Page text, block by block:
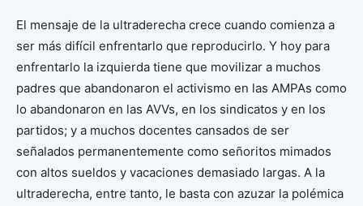
El mensaje de la ultraderecha crece cuando comienza a
ser más difícil enfrentarlo que reproducirlo. Y hoy para
enfrentarlo la izquierda tiene que movilizar a muchos
padres que abandonaron el activismo en las AMPAs como
lo abandonaron en las AVVs, en los sindicatos y en los
partidos; y a muchos docentes cansados de ser
señalados permanentemente como señoritos mimados
con altos sueldos y vacaciones demasiado largas. A la
ultraderecha, entre tanto, le basta con azuzar la polémica